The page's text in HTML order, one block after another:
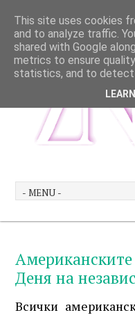
Американските
Деня на
Всички
This site uses cookies
and to analyze traffic.
shared with Google
metrics to ensure
statistics, and to detect